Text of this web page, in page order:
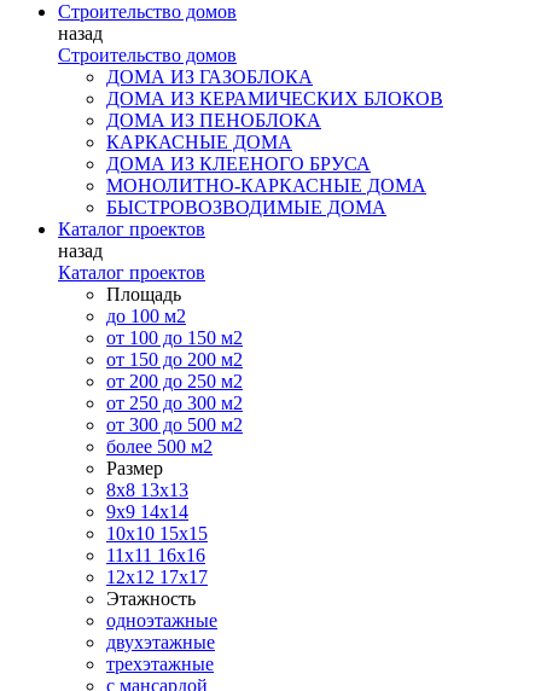
Строительство домов
назад
Строительство домов
ДОМА ИЗ ГАЗОБЛОКА
ДОМА ИЗ КЕРАМИЧЕСКИХ БЛОКОВ
ДОМА ИЗ ПЕНОБЛОКА
КАРКАСНЫЕ ДОМА
ДОМА ИЗ КЛЕЕНОГО БРУСА
МОНОЛИТНО-КАРКАСНЫЕ ДОМА
БЫСТРОВОЗВОДИМЫЕ ДОМА
Каталог проектов
назад
Каталог проектов
Площадь
до 100 м2
от 100 до 150 м2
от 150 до 200 м2
от 200 до 250 м2
от 250 до 300 м2
от 300 до 500 м2
более 500 м2
Размер
8х8 13х13
9х9 14х14
10х10 15х15
11x11 16х16
12х12 17х17
Этажность
одноэтажные
двухэтажные
трехэтажные
с мансардой